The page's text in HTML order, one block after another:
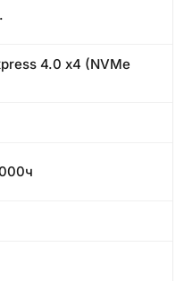
4.0 x4 (NVMe